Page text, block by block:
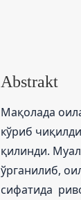
Abstrakt
Мақолада
кўриб
қилинди.
ўрганилиб,
сифатида